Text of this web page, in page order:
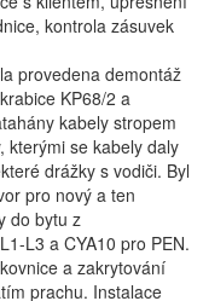
kontrola zásuvek
provedena demontáž
KP68/2 a
kabely stropem
kterými se kabely daly
drážky s vodiči. Byl
pro nový a ten
do bytu z
L3 a CYA10 pro PEN.
a zakrytování
prachu. Instalace